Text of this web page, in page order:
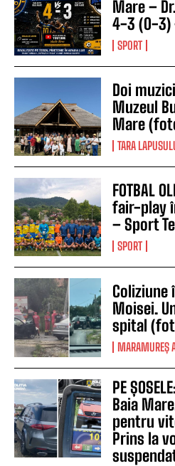
Mare –
4-3 (0-3)
SPORT
Doi
Muzeul
Mare
TARA
FOTBAL
fair-play
– Sport
SPORT
Coliziune
Moisei.
spital
MARAMUREȘ
PE
Baia
pentru
Prins la